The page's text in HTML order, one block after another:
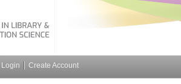
Login Create Account